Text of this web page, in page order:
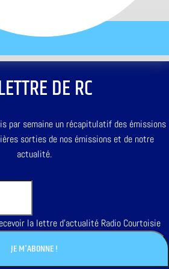
DE RC
par semaine un récapitulatif des émissions
sorties de nos émissions et de notre
actualité.
la lettre d'actualité Radio Courtoisie